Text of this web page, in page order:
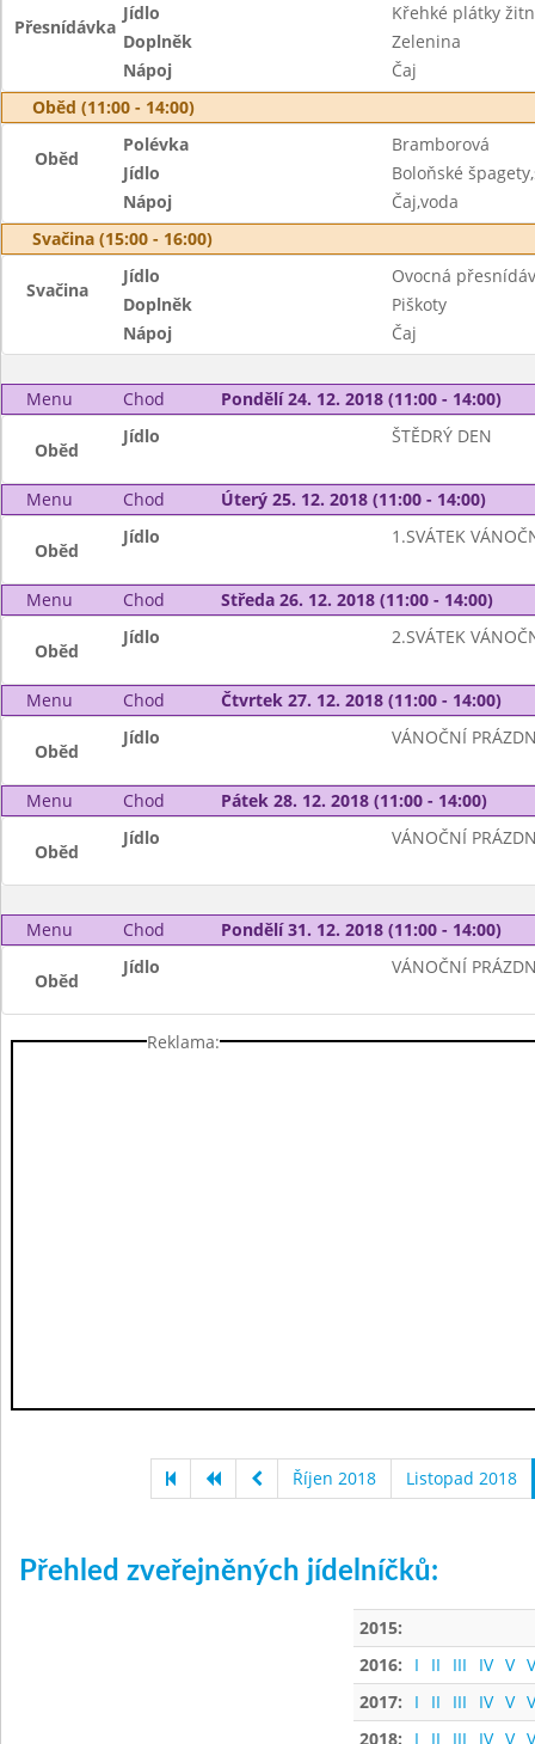
Přesnídávka
Jídlo
Křehké plátky
Doplněk
Zelenina
Nápoj
Čaj
Oběd (11:00 - 14:00)
Oběd
Polévka
Bramborová
Jídlo
Boloňské
Nápoj
Čaj,voda
Svačina (15:00 - 16:00)
Svačina
Jídlo
Ovocná
Doplněk
Piškoty
Nápoj
Čaj
Menu Chod Pondělí 24. 12. 2018 (11:00 - 14:00)
Oběd
Jídlo ŠTĚDRÝ DEN
Menu Chod Úterý 25. 12. 2018 (11:00 - 14:00)
Oběd
Jídlo 1.SVÁTEK
Menu Chod Středa 26. 12. 2018 (11:00 - 14:00)
Oběd
Jídlo 2.SVÁTEK
Menu Chod Čtvrtek 27. 12. 2018 (11:00 - 14:00)
Oběd
Jídlo VÁNOČNÍ
Menu Chod Pátek 28. 12. 2018 (11:00 - 14:00)
Oběd
Jídlo VÁNOČNÍ
Menu Chod Pondělí 31. 12. 2018 (11:00 - 14:00)
Oběd
Jídlo VÁNOČNÍ
Reklama:
Říjen 2018 Listopad 2018
Přehled zveřejněných jídelníčků:
2015:
2016:
I II III IV V
2017:
I II III IV V
2018:
I II III IV V